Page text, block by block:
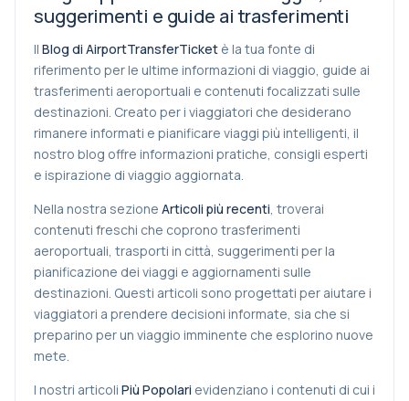
suggerimenti e guide ai trasferimenti
Il Blog di AirportTransferTicket è la tua fonte di
riferimento per le ultime informazioni di viaggio, guide ai
trasferimenti aeroportuali e contenuti focalizzati sulle
destinazioni. Creato per i viaggiatori che desiderano
rimanere informati e pianificare viaggi più intelligenti, il
nostro blog offre informazioni pratiche, consigli esperti
e ispirazione di viaggio aggiornata.
Nella nostra sezione Articoli più recenti, troverai
contenuti freschi che coprono trasferimenti
aeroportuali, trasporti in città, suggerimenti per la
pianificazione dei viaggi e aggiornamenti sulle
destinazioni. Questi articoli sono progettati per aiutare i
viaggiatori a prendere decisioni informate, sia che si
preparino per un viaggio imminente che esplorino nuove
mete.
I nostri articoli Più Popolari evidenziano i contenuti di cui i